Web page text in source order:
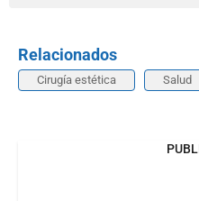
Relacionados
Cirugía estética Salud